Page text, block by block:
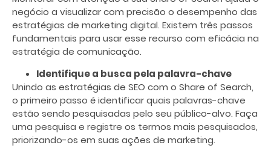
negócio a visualizar com precisão o desempenho das
estratégias de marketing digital. Existem três passos
fundamentais para usar esse recurso com eficácia na
estratégia de comunicação.
Identifique a busca pela palavra-chave
Unindo as estratégias de SEO com o Share of Search,
o primeiro passo é identificar quais palavras-chave
estão sendo pesquisadas pelo seu público-alvo. Faça
uma pesquisa e registre os termos mais pesquisados,
priorizando-os em suas ações de marketing.